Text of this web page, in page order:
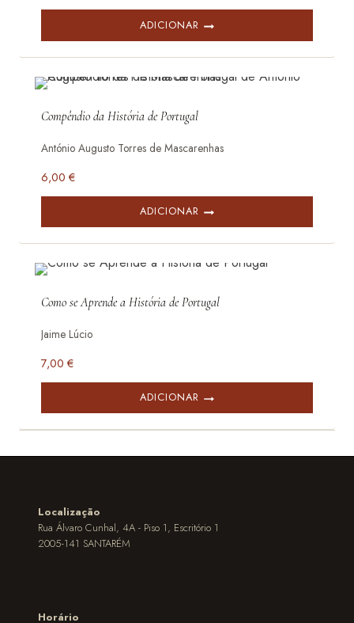
ADICIONAR
Compêndio da História de Portugal
António Augusto Torres de Mascarenhas
6,00 €
ADICIONAR
Como se Aprende a História de Portugal
Jaime Lúcio
7,00 €
ADICIONAR
Localização
Rua Álvaro Cunhal, 4A - Piso 1, Escritório 1
2005-141 SANTARÉM
Horário